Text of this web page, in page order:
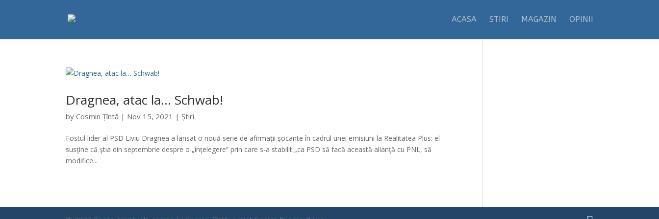
ACASA STIRI MAGAZIN OPINII
Dragnea, atac la… Schwab!
byCosmin Țîntă | Nov 15, 2021 |Știri
Fostul lider al PSD Liviu Dragnea a lansat o nouă serie de afirmații șocante în cadrul unei emisiuni la Realitatea Plus: el
susţine că ştia din septembrie despre o „înţelegere” prin care s-a stabilit „ca PSD să facă această alianţă cu PNL, să
modifice...